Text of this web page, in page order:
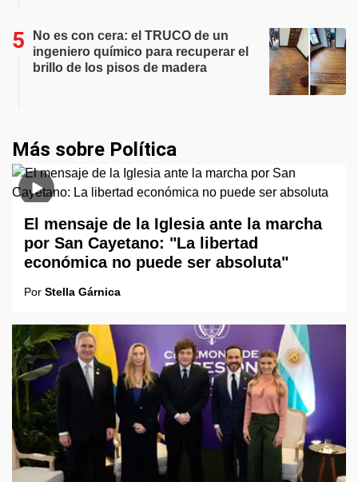
No es con cera: el TRUCO de un
ingeniero químico para recuperar el
brillo de los pisos de madera
Más sobre Política
El mensaje de la Iglesia ante la marcha
por San Cayetano: "La libertad
económica no puede ser absoluta"
Por Stella Gárnica